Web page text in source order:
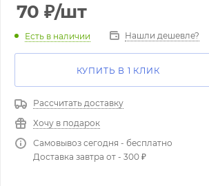
70 ₽/шт
Есть в наличии Нашли дешевле?
КУПИТЬ В 1 КЛИК
Рассчитать доставку
Хочу в подарок
Самовывоз сегодня - бесплатно
Доставка завтра от - 300 ₽